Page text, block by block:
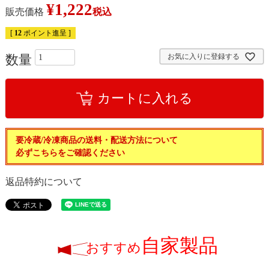
販売価格 ¥1,222税込
[ 12 ポイント進呈 ]
お気に入りに登録する
カートに入れる
要冷蔵/冷凍商品の送料・配送方法について
必ずこちらをご確認ください
返品特約について
おすすめ 自家製品